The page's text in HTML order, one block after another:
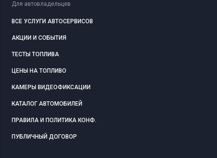
Для автовладельцев
ВСЕ УСЛУГИ АВТОСЕРВИСОВ
АКЦИИ И СОБЫТИЯ
ТЕСТЫ ТОПЛИВА
ЦЕНЫ НА ТОПЛИВО
КАМЕРЫ ВИДЕОФИКСАЦИИ
КАТАЛОГ АВТОМОБИЛЕЙ
ПРАВИЛА И ПОЛИТИКА КОНФ.
ПУБЛИЧНЫЙ ДОГОВОР